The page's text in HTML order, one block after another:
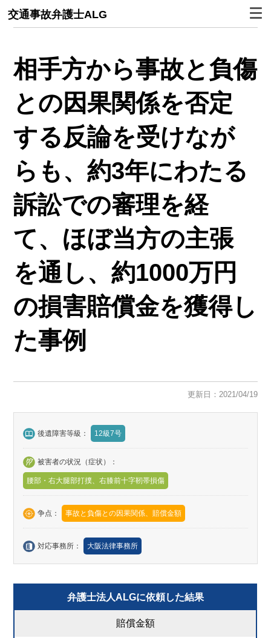
交通事故弁護士ALG
相手方から事故と負傷
との因果関係を否定
する反論を受けなが
らも、約3年にわたる
訴訟での審理を経
て、ほぼ当方の主張
を通し、約1000万円
の損害賠償金を獲得し
た事例
更新日：2021/04/19
後遺障害等級： 12級7号
被害者の状況（症状）：
腰部・右大腿部打撲、右膝前十字靭帯損傷
争点： 事故と負傷との因果関係、賠償金額
対応事務所： 大阪法律事務所
弁護士法人ALGに依頼した結果
賠償金額